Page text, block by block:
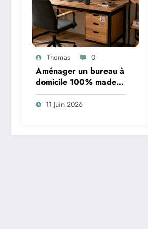
Thomas 0
Aménager un bureau à
domicile 100% made in
France
11 Juin 2026